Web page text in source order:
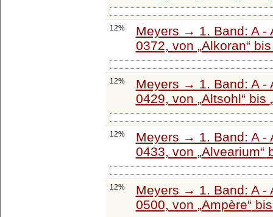
12%
Meyers → 1. Band: A -
0372, von Alkoran
12%
Meyers → 1. Band: A -
0429, von Altsohl bis
12%
Meyers → 1. Band: A -
0433, von Alvearium
12%
Meyers → 1. Band: A -
0500, von Ampère